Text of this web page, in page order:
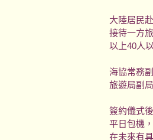
大陸居民
接待一方
以上40人
海協常務
旅遊局副
簽約儀式
平日包機
在未來有